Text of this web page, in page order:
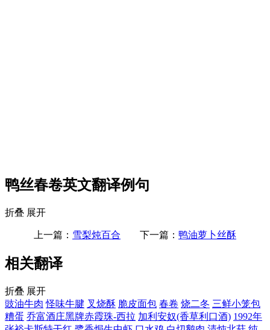
鸭丝春卷英文翻译例句
折叠 展开
上一篇： 雪梨炖百合 下一篇： 鸭油萝卜丝酥
相关翻译
折叠 展开
豉油牛肉 怪味牛腱 叉烧酥 脆皮面包 春卷 烧二冬 三鲜小笼包
糟蛋 乔富酒庄黑牌赤霞珠-西拉 加利安奴(香草利口酒) 1992年